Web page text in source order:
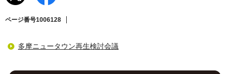
ページ番号1006128
多摩ニュータウン再生検討会議